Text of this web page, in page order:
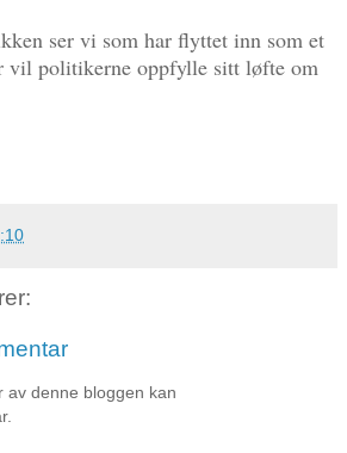
ser vi som har flyttet inn som et
vil politikerne oppfylle sitt løfte om
av denne bloggen kan